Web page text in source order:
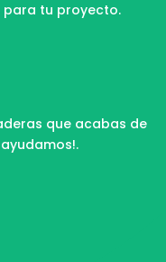
para tu proyecto.
que acabas de